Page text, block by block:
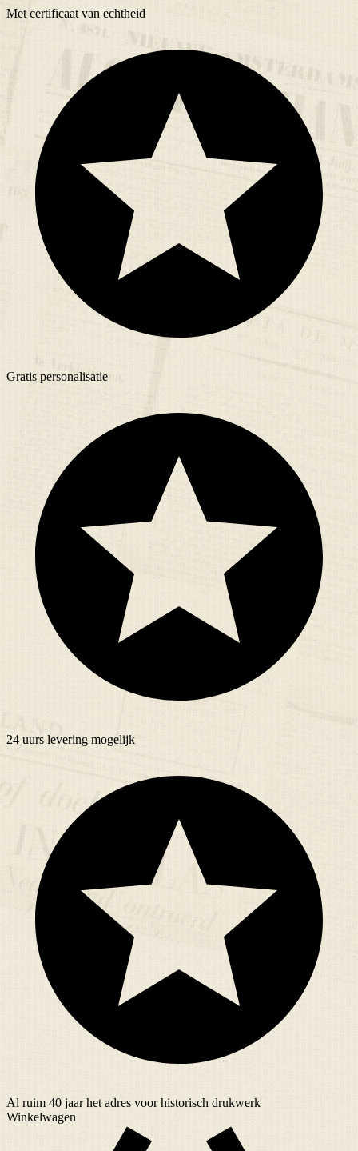
Met certificaat van echtheid
Gratis personalisatie
24 uurs levering mogelijk
Al ruim 40 jaarhet adres voor historisch drukwerk
Winkelwagen